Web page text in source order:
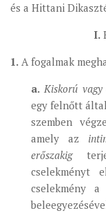
és a Hittani
I.
1. A fogalmak
a. Kiskorú
egy felnőtt
szemben
amely az
erőszakig
cselekményt
cselekmény